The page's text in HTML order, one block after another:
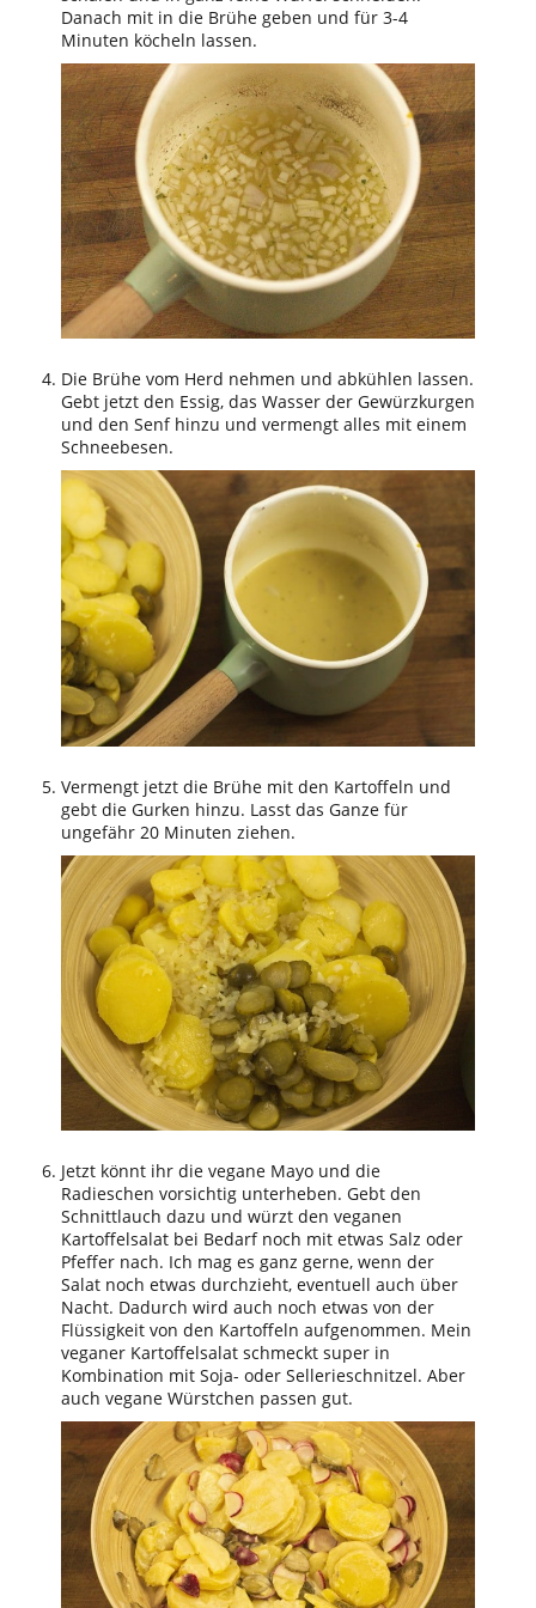
Danach mit in die Brühe geben und für 3-4
Minuten köcheln lassen.
Die Brühe vom Herd nehmen und abkühlen lassen.
Gebt jetzt den Essig, das Wasser der Gewürzkurgen
und den Senf hinzu und vermengt alles mit einem
Schneebesen.
Vermengt jetzt die Brühe mit den Kartoffeln und
gebt die Gurken hinzu. Lasst das Ganze für
ungefähr 20 Minuten ziehen.
Jetzt könnt ihr die vegane Mayo und die
Radieschen vorsichtig unterheben. Gebt den
Schnittlauch dazu und würzt den veganen
Kartoffelsalat bei Bedarf noch mit etwas Salz oder
Pfeffer nach. Ich mag es ganz gerne, wenn der
Salat noch etwas durchzieht, eventuell auch über
Nacht. Dadurch wird auch noch etwas von der
Flüssigkeit von den Kartoffeln aufgenommen. Mein
veganer Kartoffelsalat schmeckt super in
Kombination mit Soja- oder Sellerieschnitzel. Aber
auch vegane Würstchen passen gut.